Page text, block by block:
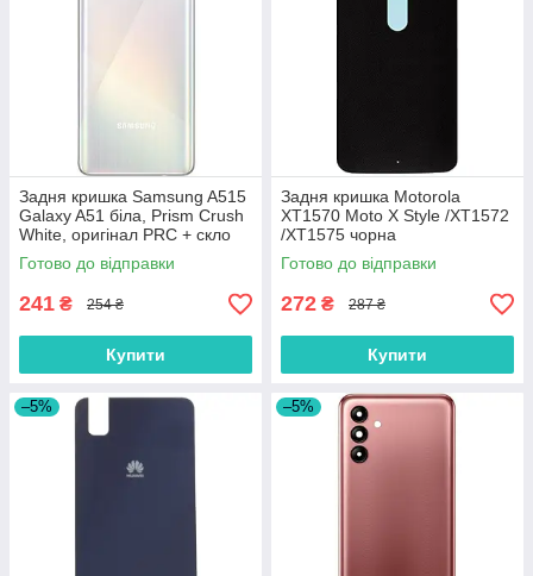
Задня кришка Samsung A515
Galaxy A51 біла, Prism Crush
White, оригінал PRC + скло
камери
Готово до відправки
241 ₴ 254 ₴
Купити
Задня кришка Motorola
XT1570 Moto X Style /XT1572
/XT1575 чорна
Готово до відправки
272 ₴ 287 ₴
Купити
–5% –5%